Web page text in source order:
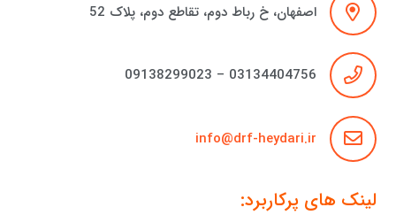
اصفهان، خ رباط دوم، تقاطع دوم، پلاک 52
03134404756 – 09138299023
info@drf-heydari.ir
لینک های پرکاربرد: